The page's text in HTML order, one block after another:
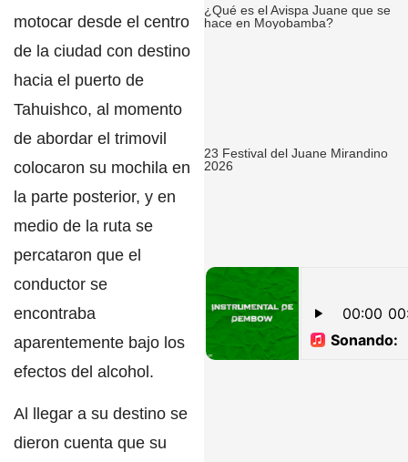
motocar desde el centro
de la ciudad con destino
hacia el puerto de
Tahuishco, al momento
de abordar el trimovil
colocaron su mochila en
la parte posterior, y en
medio de la ruta se
percataron que el
conductor se
encontraba
aparentemente bajo los
efectos del alcohol.
Al llegar a su destino se
dieron cuenta que su
¿Qué es el Avispa Juane que se
hace en Moyobamba?
23 Festival del Juane Mirandino
2026